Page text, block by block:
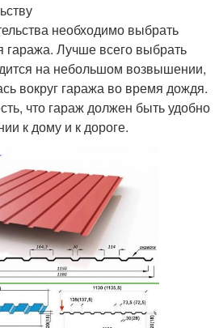
необходимо выбрать
гаража. Лучше всего выбрать
на небольшом возвышении,
вокруг гаража во время дождя.
что гараж должен быть удобно
к дому и к дороге.